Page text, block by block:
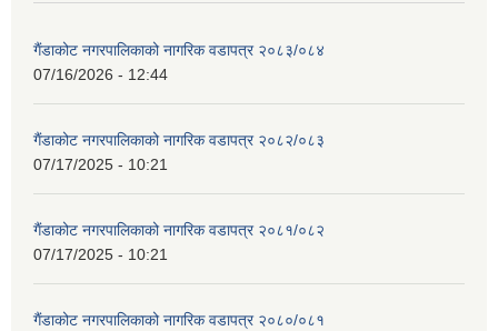
गैंडाकोट नगरपालिकाको नागरिक वडापत्र २०८३/०८४
07/16/2026 - 12:44
गैंडाकोट नगरपालिकाको नागरिक वडापत्र २०८२/०८३
07/17/2025 - 10:21
गैंडाकोट नगरपालिकाको नागरिक वडापत्र २०८१/०८२
07/17/2025 - 10:21
गैंडाकोट नगरपालिकाको नागरिक वडापत्र २०८०/०८१